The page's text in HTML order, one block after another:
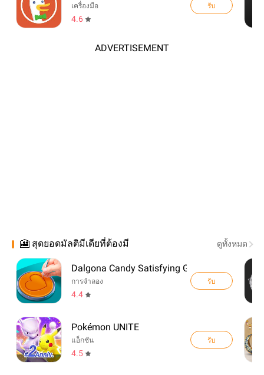
เครื่องมือ
4.6
รับ
ADVERTISEMENT
🎦 สุดยอดมัลติมีเดียที่ต้องมี ดูทั้งหมด
Dalgona Candy Satisfying Game
การจำลอง
4.4
รับ
Pokémon UNITE
แอ็กชัน
4.5
รับ